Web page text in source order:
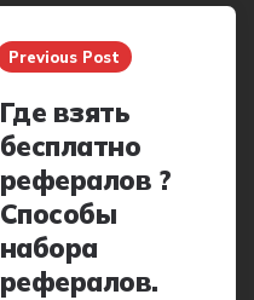
Previous Post
Где взять
бесплатно
рефералов ?
Способы
набора
рефералов.